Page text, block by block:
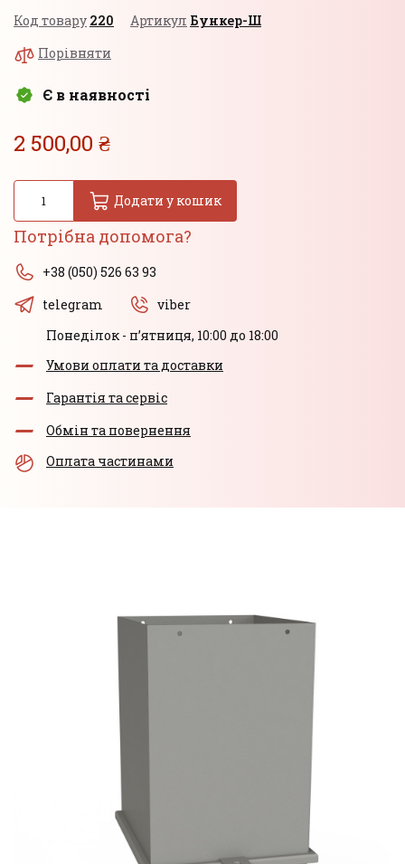
Код товару 220 Артикул Бункер-Ш
Порівняти
Є в наявності
2 500,00 ₴
Додати у кошик
Потрібна допомога?
+38 (050) 526 63 93
telegram
viber
Понеділок - пʼятниця, 10:00 до 18:00
Умови оплати та доставки
Гарантія та сервіс
Обмін та повернення
Оплата частинами